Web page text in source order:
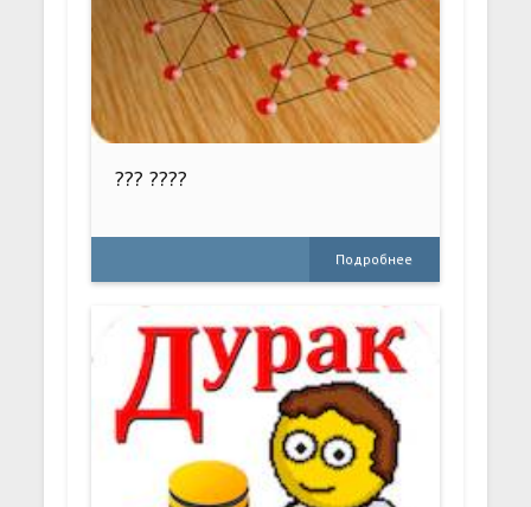
??? ????
Подробнее